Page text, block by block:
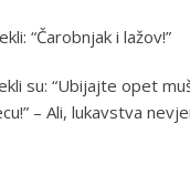
“Čarobnjak i lažov!”
su: “Ubijajte opet
– Ali, lukavstva